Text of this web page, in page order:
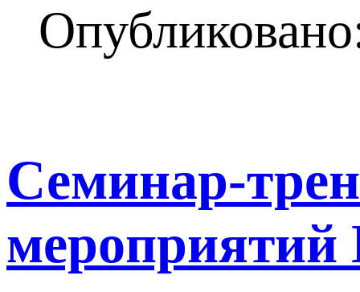
Семинар-